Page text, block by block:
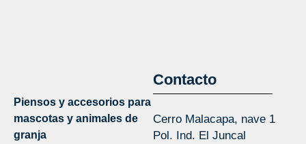
Piensos y accesorios para
mascotas y animales de
granja
Contacto
Cerro Malacapa, nave 1
Pol. Ind. El Juncal